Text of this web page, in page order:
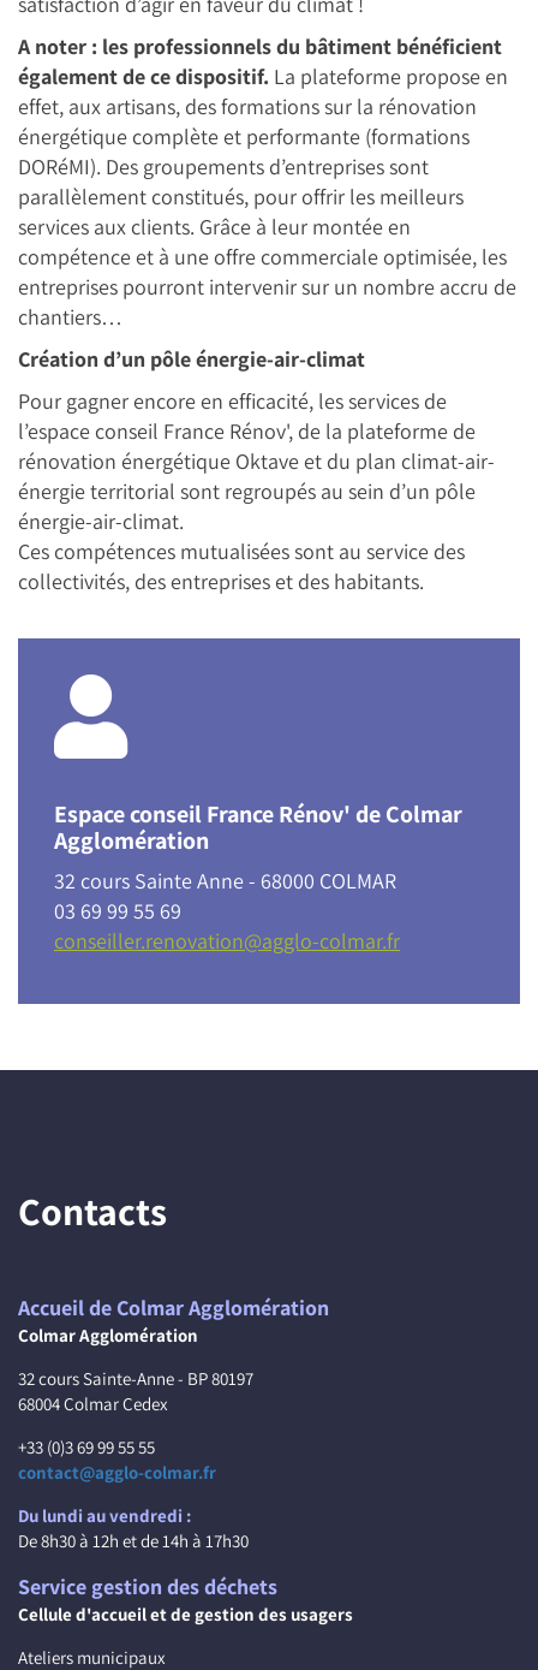
A noter : les professionnels du bâtiment bénéficient
également de ce dispositif. La plateforme propose en
effet, aux artisans, des formations sur la rénovation
énergétique complète et performante (formations
DORéMI). Des groupements d’entreprises sont
parallèlement constitués, pour offrir les meilleurs
services aux clients. Grâce à leur montée en
compétence et à une offre commerciale optimisée, les
entreprises pourront intervenir sur un nombre accru de
chantiers…
Création d’un pôle énergie-air-climat
Pour gagner encore en efficacité, les services de
l’espace conseil France Rénov', de la plateforme de
rénovation énergétique Oktave et du plan climat-air-
énergie territorial sont regroupés au sein d’un pôle
énergie-air-climat.
Ces compétences mutualisées sont au service des
collectivités, des entreprises et des habitants.
Espace conseil France Rénov' de Colmar
Agglomération
32 cours Sainte Anne - 68000 COLMAR
03 69 99 55 69
conseiller.renovation@agglo-colmar.fr
Contacts
Accueil de Colmar Agglomération
Colmar Agglomération
32 cours Sainte-Anne - BP 80197
68004 Colmar Cedex
+33 (0)3 69 99 55 55
contact@agglo-colmar.fr
Du lundi au vendredi :
De 8h30 à 12h et de 14h à 17h30
Service gestion des déchets
Cellule d'accueil et de gestion des usagers
Ateliers municipaux